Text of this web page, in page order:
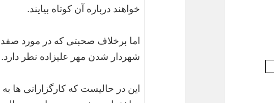
خواهند درباره آن کوتاه بیایند.
اما برخلاف صحبتی که در مورد
شهردار شدن مهر علیزاده نطر دارد.
این در حالیست که کارگزارانی